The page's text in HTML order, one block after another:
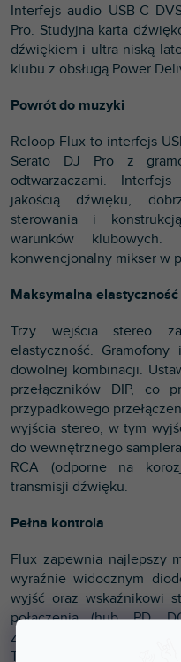
Interfejs audio USB-C
Pro. Studyjna karta
dźwiękiem i ultra niską
klubu z obsługą Power
Powrót do muzyki
Reloop Flux to interfejs
Serato DJ Pro z
odtwarzaczami.
jakością dźwięku,
sterowania i
warunków klubowych.
konwencjonalny mikser w
Maksymalna elastyczność
Trzy wejścia stereo
elastyczność.
dowolnej kombinacji.
przełączników DIP, co
przypadkowego
wyjścia stereo, w tym
do wewnętrznego
RCA (odporne na
transmisji dźwięku.
Pełna kontrola
Flux zapewnia najlepszy
wyraźnie widocznym
wyjść oraz wskaźnikowi
połączenia (hub, PD,
zapewniają dodatkowe
Thru w górnej części